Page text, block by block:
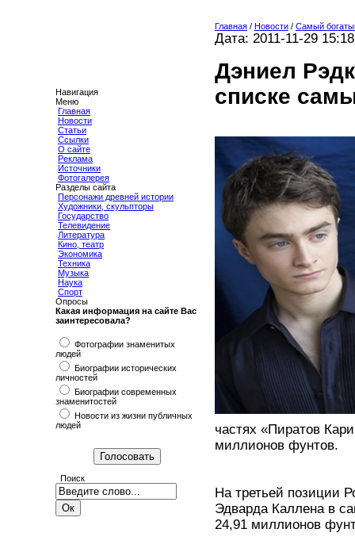
Навигация
Меню
Главная
Новости
Статьи
Ссылки
О сайте
Реклама
Источники
Фотогалерея
Разделы сайта
Персонажи древней истории
Художники, скульпторы
Государство
Телевидение
Литература
Кино, театр
Экономика
Техника
Музыка
Наука
Спорт
Опросы
Какая информация на сайте Вас
заинтересовала?
Фотографии знаменитых
людей
Биографии исторических
личностей
Биографии современных
знаменитостей
Новости из жизни публичных
людей
Поиск
Главная / Новости / Самый
Дата: 2011-11-29 15:18
Дэниел
списке
частях «Пиратов
миллионов фунтов.
На третьей позиции
Эдварда Каллена в
24,91 миллионов